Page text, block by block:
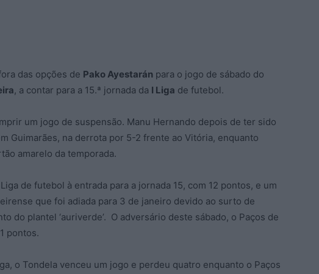
das opções de Pako Ayestarán para o jogo de sábado do
, a contar para a 15.ª jornada da I Liga de futebol.
um jogo de suspensão. Manu Hernando depois de ter sido
Guimarães, na derrota por 5-2 frente ao Vitória, enquanto
amarelo da temporada.
de futebol à entrada para a jornada 15, com 12 pontos, e um
que foi adiada para 3 de janeiro devido ao surto de
do plantel ‘auriverde’. O adversário deste sábado, o Paços de
pontos.
o Tondela venceu um jogo e perdeu quatro enquanto o Paços